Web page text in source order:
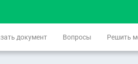
документ Вопросы Решить